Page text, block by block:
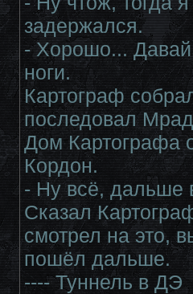
задержался.
- Хорошо... Давай
ноги.
Картограф
последовал
Дом Картографа
Кордон.
- Ну всё, дальше
Сказал
смотрел на это,
пошёл дальше.
---- Туннель в ДЭ